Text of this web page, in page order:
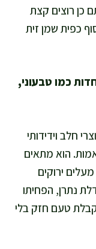
כן רוצים קצת
כפית שמן זית
כמו טבעוני,
חלב וידידותי
הוא מתאים
ירוקים
נתרן, הפחיתו
טעם חזק בלי